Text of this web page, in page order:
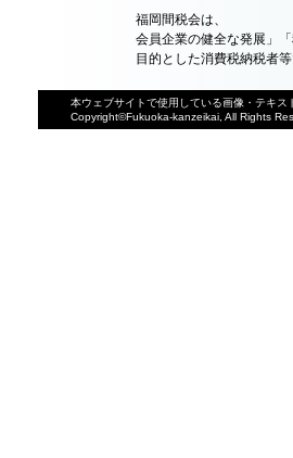
福岡間税会は、
会員企業の健全な発展」
目的とした消費税納税者
本ウェブサイトで使用している画像・テキ
Copyright©Fukuoka-kanzeikai, All Rights